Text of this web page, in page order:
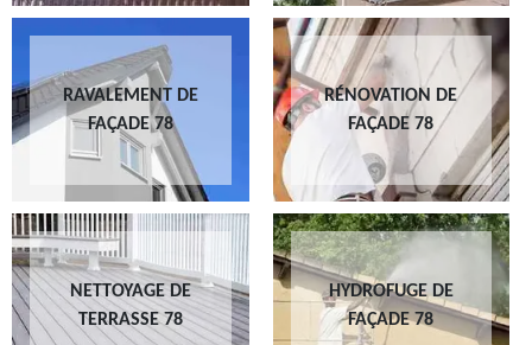
RAVALEMENT DE
FAÇADE 78
RÉNOVATION DE
FAÇADE 78
NETTOYAGE DE
TERRASSE 78
HYDROFUGE DE
FAÇADE 78